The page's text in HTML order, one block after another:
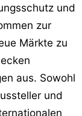
und
zur
Märkte zu
aus. Sowohl
und